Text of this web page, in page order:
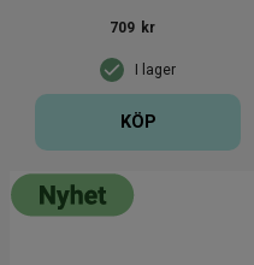
I lager
709 kr
KÖP